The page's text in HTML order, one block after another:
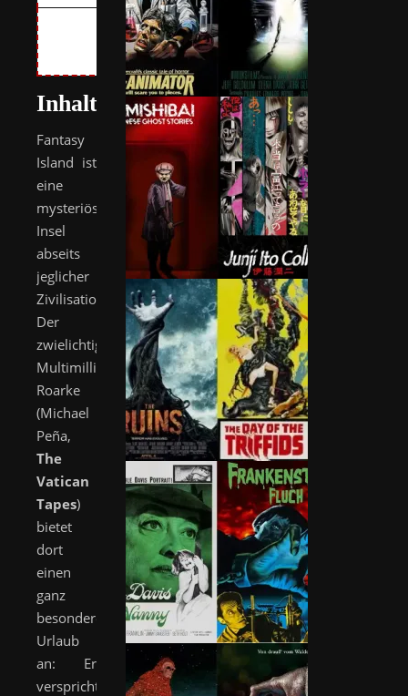
VÖ:
Ab
20.06.2020
als VoD
Inhalt
Fantasy
Island ist
eine
mysteriöse
Insel
abseits
jeglicher
Zivilisation.
Der
zwielichtige
Multimillionär
Roarke
(Michael
Peña,
The
Vatican
Tapes)
bietet
dort
einen
ganz
besonderen
Urlaub
an: Er
verspricht,